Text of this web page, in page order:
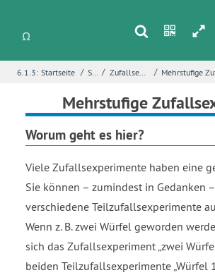
s n h
6.1.3: Startseite / Stochastik / Zufallsexperimente und Wahrscheinlichkeiten / Mehrstufige
Mehrstufige
Worum geht es hier?
Viele Zufallsexperimente haben eine
Sie können – zumindest in Gedanken
verschiedene Teilzufallsexperimente
Wenn z. B. zwei Würfel geworden
sich das Zufallsexperiment zwei
beiden Teilzufallsexperimente Würfel
Name*
Seite*
Fehlerbeschreibung*